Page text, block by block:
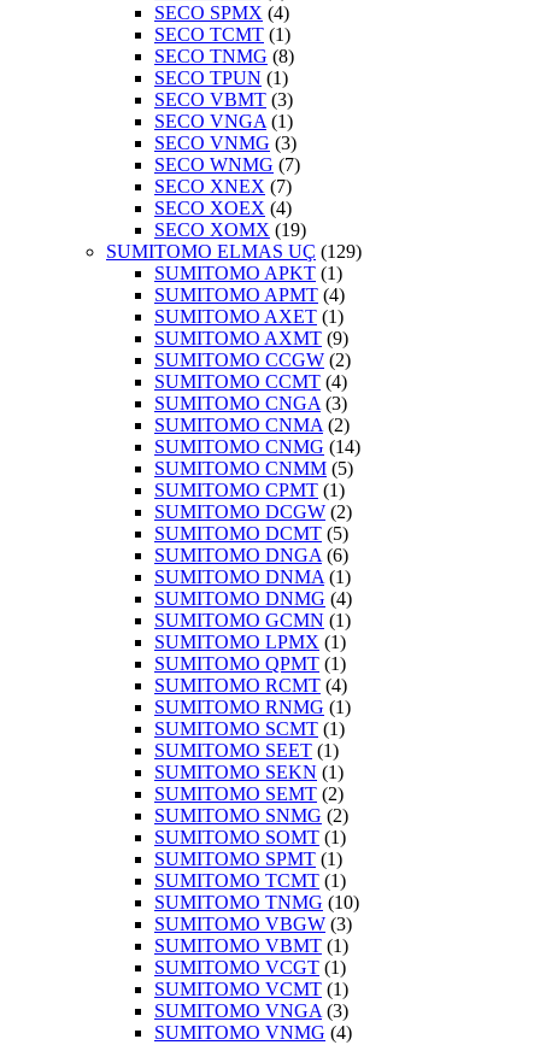
SECO SPMX (4)
SECO TCMT (1)
SECO TNMG (8)
SECO TPUN (1)
SECO VBMT (3)
SECO VNGA (1)
SECO VNMG (3)
SECO WNMG (7)
SECO XNEX (7)
SECO XOEX (4)
SECO XOMX (19)
SUMITOMO ELMAS UÇ (129)
SUMITOMO APKT (1)
SUMITOMO APMT (4)
SUMITOMO AXET (1)
SUMITOMO AXMT (9)
SUMITOMO CCGW (2)
SUMITOMO CCMT (4)
SUMITOMO CNGA (3)
SUMITOMO CNMA (2)
SUMITOMO CNMG (14)
SUMITOMO CNMM (5)
SUMITOMO CPMT (1)
SUMITOMO DCGW (2)
SUMITOMO DCMT (5)
SUMITOMO DNGA (6)
SUMITOMO DNMA (1)
SUMITOMO DNMG (4)
SUMITOMO GCMN (1)
SUMITOMO LPMX (1)
SUMITOMO QPMT (1)
SUMITOMO RCMT (4)
SUMITOMO RNMG (1)
SUMITOMO SCMT (1)
SUMITOMO SEET (1)
SUMITOMO SEKN (1)
SUMITOMO SEMT (2)
SUMITOMO SNMG (2)
SUMITOMO SOMT (1)
SUMITOMO SPMT (1)
SUMITOMO TCMT (1)
SUMITOMO TNMG (10)
SUMITOMO VBGW (3)
SUMITOMO VBMT (1)
SUMITOMO VCGT (1)
SUMITOMO VCMT (1)
SUMITOMO VNGA (3)
SUMITOMO VNMG (4)